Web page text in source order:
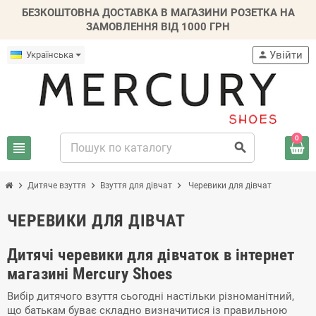
БЕЗКОШТОВНА ДОСТАВКА В МАГАЗИНИ РОЗЕТКА НА
ЗАМОВЛЕННЯ ВІД 1000 ГРН
Українська
view_headline search
person Увійти
0
chevron_right Дитяче взуття chevron_right Взуття для дівчат chevron_right Черевики для дівчат
ЧЕРЕВИКИ ДЛЯ ДІВЧАТ
Дитячі черевики для дівчаток в інтернет
магазині Mercury Shoes
Вибір дитячого взуття сьогодні настільки різноманітний,
що батькам буває складно визначитися із правильною